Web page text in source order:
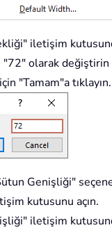
iletişim
olarak
"Tamam"a tıklayın.
Genişliği"
kutusunu açın.
iletişim